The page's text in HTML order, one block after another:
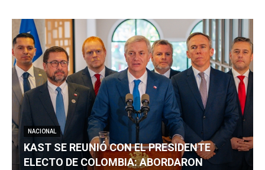
NACIONAL
KAST SE REUNIÓ CON EL PRESIDENTE
ELECTO DE COLOMBIA: ABORDARON